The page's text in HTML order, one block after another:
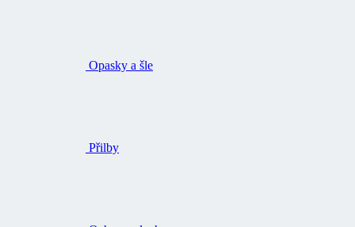
Opasky a šle
Přilby